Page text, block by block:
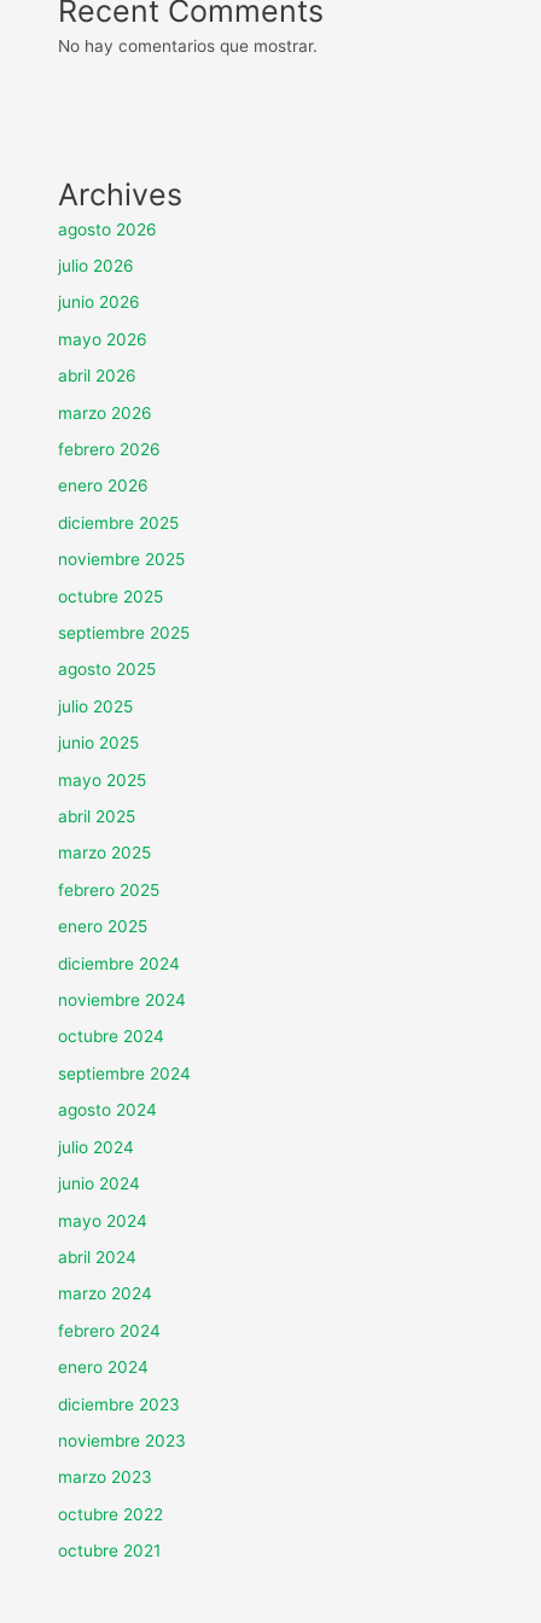
Recent Comments
No hay comentarios que mostrar.
Archives
agosto 2026
julio 2026
junio 2026
mayo 2026
abril 2026
marzo 2026
febrero 2026
enero 2026
diciembre 2025
noviembre 2025
octubre 2025
septiembre 2025
agosto 2025
julio 2025
junio 2025
mayo 2025
abril 2025
marzo 2025
febrero 2025
enero 2025
diciembre 2024
noviembre 2024
octubre 2024
septiembre 2024
agosto 2024
julio 2024
junio 2024
mayo 2024
abril 2024
marzo 2024
febrero 2024
enero 2024
diciembre 2023
noviembre 2023
marzo 2023
octubre 2022
octubre 2021